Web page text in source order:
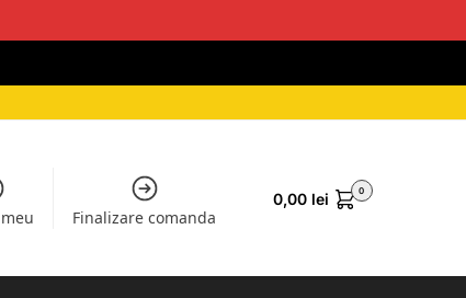
Finalizare comanda
0,00 lei 0